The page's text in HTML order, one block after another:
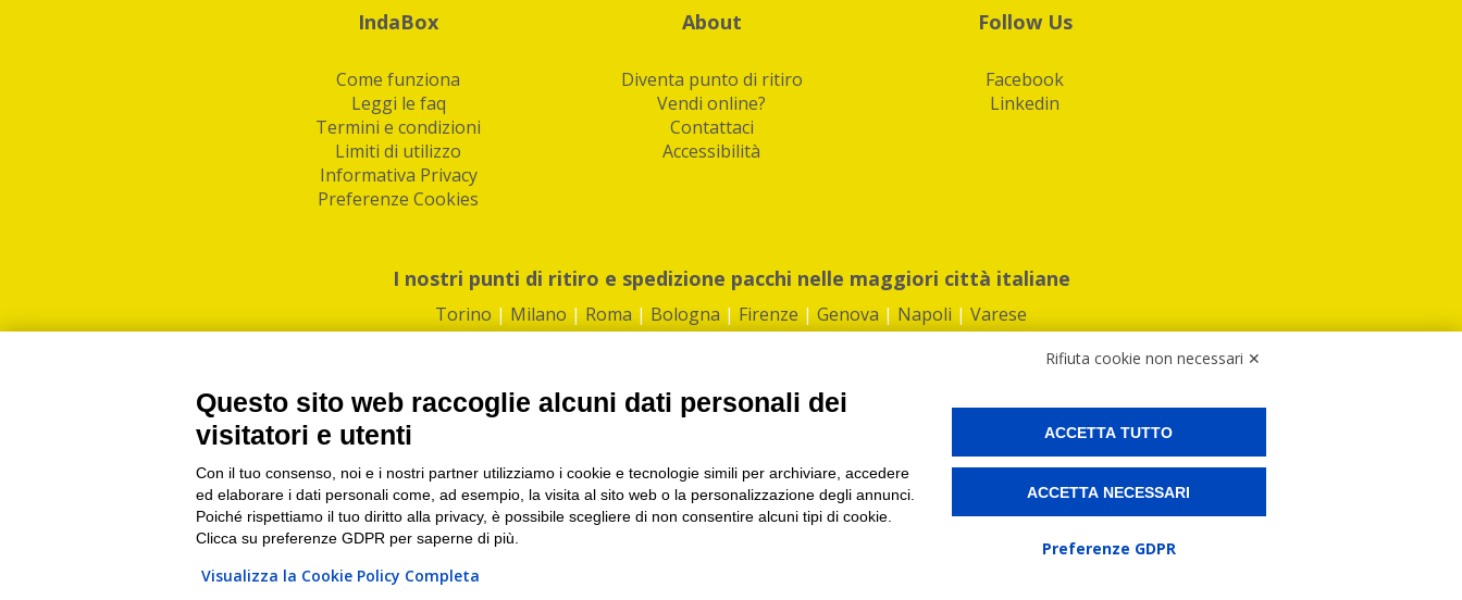
IndaBox
Come funziona
Leggi le faq
Termini e condizioni
Limiti di utilizzo
Informativa Privacy
Preferenze Cookies
About
Diventa punto di ritiro
Vendi online?
Contattaci
Accessibilità
Follow Us
Facebook
Linkedin
I nostri punti di ritiro e spedizione pacchi nelle maggiori città italiane
Torino | Milano | Roma | Bologna | Firenze | Genova | Napoli | Varese
PI/CF/N°Iscr.: 10821360012 | REA: RM 1494760 | Cap.Soc.: 50.000€ |Whistleblowing|Privacy|Preferenze Cookies
IndaBox | Oltre 11.500 punti di ritiro tra Bar, Tabaccai, Edicole e Kipoint per ritirare i tuoi acquisti online e spedire i tuoi pacchi.
Rifiuta cookie non necessari ✕
Questo sito web raccoglie alcuni dati personali dei
visitatori e utenti
Con il tuo consenso, noi e i nostri partner utilizziamo i cookie e tecnologie simili per archiviare, accedere
ed elaborare i dati personali come, ad esempio, la visita al sito web o la personalizzazione degli annunci.
Poiché rispettiamo il tuo diritto alla privacy, è possibile scegliere di non consentire alcuni tipi di cookie.
Clicca su preferenze GDPR per saperne di più.
Visualizza la Cookie Policy Completa
ACCETTA TUTTO
ACCETTA NECESSARI
Preferenze GDPR